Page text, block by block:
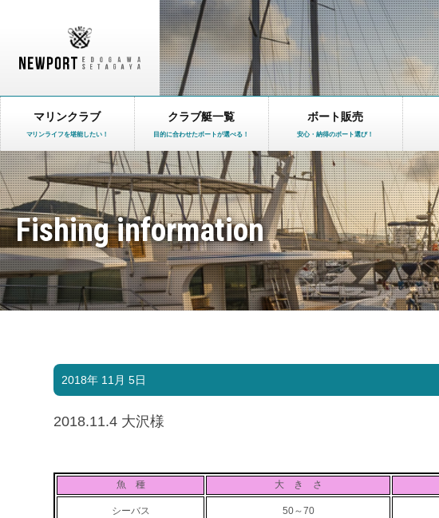
マリンクラブ
マリンライフを堪能したい！
クラブ艇一覧
目的に合わせたボートが選べる！
ボート販売
安心・納得のボート選び！
Fishing information
2018年 11月 5日
2018.11.4 大沢様
魚 種 大 き さ
シーバス 50～70